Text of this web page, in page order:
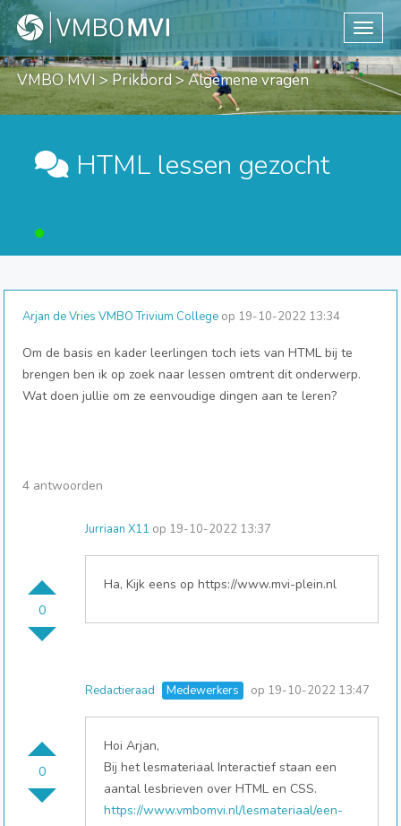
VMBO MVI >Prikbord > Algemene vragen
HTML lessen gezocht
Arjan de Vries VMBO Trivium College op 19-10-2022 13:34
Om de basis en kader leerlingen toch iets van HTML bij te
brengen ben ik op zoek naar lessen omtrent dit onderwerp.
Wat doen jullie om ze eenvoudige dingen aan te leren?
4 antwoorden
0
Jurriaan X11 op 19-10-2022 13:37
Ha, Kijk eens op https://www.mvi-plein.nl
0
Redactieraad Medewerkers op 19-10-2022 13:47
Hoi Arjan,
Bij het lesmateriaal Interactief staan een
aantal lesbrieven over HTML en CSS.
https://www.vmbomvi.nl/lesmateriaal/een-